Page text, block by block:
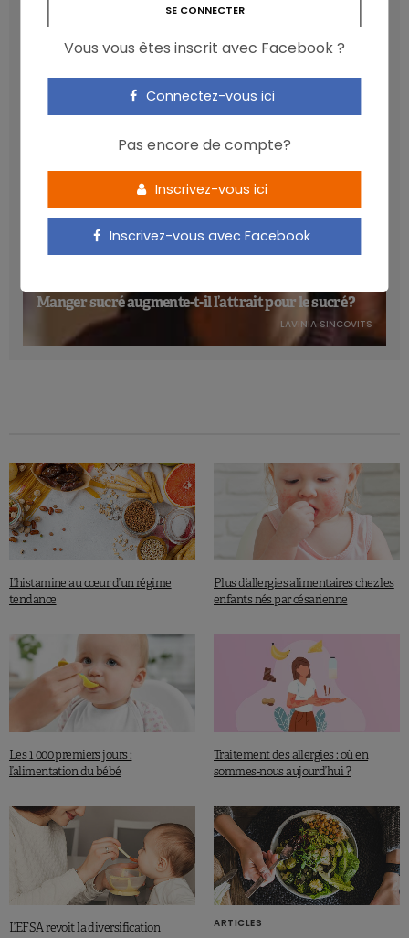
Les anthocyanines bénéfiques pour la santé
cardiométabolique
NICOLAS GUGGENBÜHL
Manger sucré augmente-t-il l’attrait pour le sucré ?
LAVINIA SINCOVITS
L’histamine au cœur d’un régime
tendance
Plus d’allergies alimentaires chez les
enfants nés par césarienne
Les 1 000 premiers jours :
l’alimentation du bébé
Traitement des allergies : où en
sommes-nous aujourd’hui ?
L’EFSA revoit la diversification
ARTICLES
Vous vous êtes inscrit avec Facebook ?
Connectez-vous ici
Pas encore de compte?
Inscrivez-vous ici
Inscrivez-vous avec Facebook